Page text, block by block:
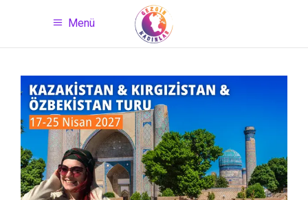
Menü